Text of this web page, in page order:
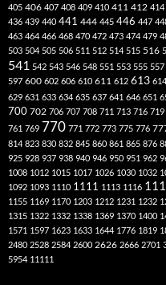
405 406 407 408 409 410 411 412 414
436 439 440 441 444 445 446 447
463 464 466 468 470 472 473 474 479
503 504 505 506 511 512 514 515 516
541 542 543 546 548 551 553 555 557
597 600 602 606 610 611 612 613 614
629 631 633 634 635 637 641 646 651
700 702 706 707 708 711 713 716 719
761 769 770 771 772 773 775 776
814 823 830 832 845 860 861 865 876
925 928 937 938 940 946 950 951 962
1008 1012 1015 1017 1026 1030 1032
1092 1093 1110 1111 1113 1116
1155 1169 1170 1203 1212 1231 1232
1315 1322 1332 1338 1369 1370 1400
1571 1597 1623 1633 1644 1776 1819
2480 2528 2584 2600 2626 2666 2701
5954 11111